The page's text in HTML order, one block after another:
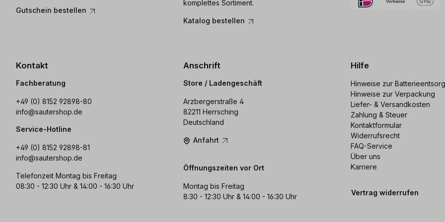
Gutschein bestellen
komplettes Sortiment.
Katalog bestellen
Kontakt
Fachberatung
+49 (0) 8152 92898-80
info@sautershop.de
Service-Hotline
+49 (0) 8152 92898-81
info@sautershop.de
Telefonzeit Montag bis Freitag
08:30 - 12:30 Uhr & 14:00 - 16:30 Uhr
Anschrift
Store / Ladengeschäft
Arzbergerstraße 4
82211 Herrsching
Deutschland
Anfahrt
Öffnungszeiten vor Ort
Montag bis Freitag
8:30 - 12:30 Uhr & 14:00 - 16:30 Uhr
Hilfe
Hinweise zur
Hinweise zur Verpackung
Liefer- & Versandkosten
Zahlung & Steuer
Kontaktformular
Widerrufsrecht
FAQ-Service
Über uns
Karriere
Vertrag widerrufen